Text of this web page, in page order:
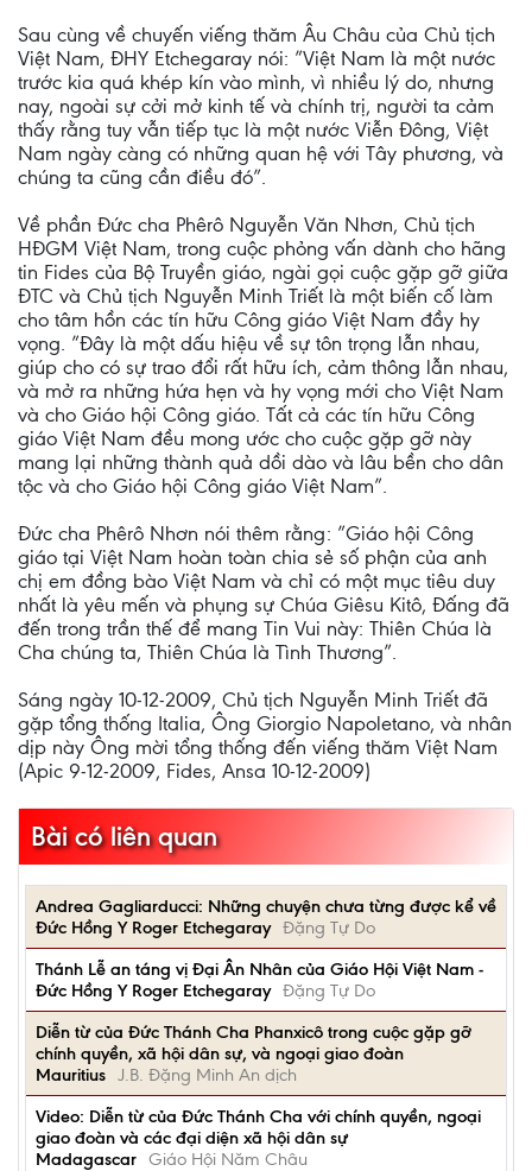
Sau cùng về chuyến viếng thăm Âu Châu của Chủ tịch
Việt Nam, ĐHY Etchegaray nói: ”Việt Nam là một nước
trước kia quá khép kín vào mình, vì nhiều lý do, nhưng
nay, ngoài sự cởi mở kinh tế và chính trị, người ta cảm
thấy rằng tuy vẫn tiếp tục là một nước Viễn Đông, Việt
Nam ngày càng có những quan hệ với Tây phương, và
chúng ta cũng cần điều đó”.
Về phần Đức cha Phêrô Nguyễn Văn Nhơn, Chủ tịch
HĐGM Việt Nam, trong cuộc phỏng vấn dành cho hãng
tin Fides của Bộ Truyền giáo, ngài gọi cuộc gặp gỡ giữa
ĐTC và Chủ tịch Nguyễn Minh Triết là một biến cố làm
cho tâm hồn các tín hữu Công giáo Việt Nam đầy hy
vọng. ”Đây là một dấu hiệu về sự tôn trọng lẫn nhau,
giúp cho có sự trao đổi rất hữu ích, cảm thông lẫn nhau,
và mở ra những hứa hẹn và hy vọng mới cho Việt Nam
và cho Giáo hội Công giáo. Tất cả các tín hữu Công
giáo Việt Nam đều mong ước cho cuộc gặp gỡ này
mang lại những thành quả dồi dào và lâu bền cho dân
tộc và cho Giáo hội Công giáo Việt Nam”.
Đức cha Phêrô Nhơn nói thêm rằng: ”Giáo hội Công
giáo tại Việt Nam hoàn toàn chia sẻ số phận của anh
chị em đồng bào Việt Nam và chỉ có một mục tiêu duy
nhất là yêu mến và phụng sự Chúa Giêsu Kitô, Đấng đã
đến trong trần thế để mang Tin Vui này: Thiên Chúa là
Cha chúng ta, Thiên Chúa là Tình Thương”.
Sáng ngày 10-12-2009, Chủ tịch Nguyễn Minh Triết đã
gặp tổng thống Italia, Ông Giorgio Napoletano, và nhân
dịp này Ông mời tổng thống đến viếng thăm Việt Nam
(Apic 9-12-2009, Fides, Ansa 10-12-2009)
Bài có liên quan
Andrea Gagliarducci: Những chuyện chưa từng được kể về
Đức Hồng Y Roger Etchegaray Đặng Tự Do
Thánh Lễ an táng vị Đại Ân Nhân của Giáo Hội Việt Nam -
Đức Hồng Y Roger Etchegaray Đặng Tự Do
Diễn từ của Đức Thánh Cha Phanxicô trong cuộc gặp gỡ
chính quyền, xã hội dân sự, và ngoại giao đoàn
Mauritius J.B. Đặng Minh An dịch
Video: Diễn từ của Đức Thánh Cha với chính quyền, ngoại
giao đoàn và các đại diện xã hội dân sự
Madagascar Giáo Hội Năm Châu